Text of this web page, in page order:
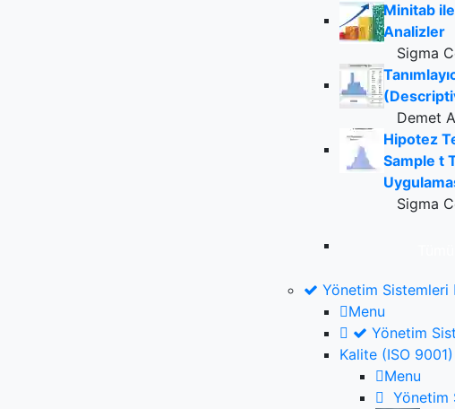
Minitab
Analizler
Sigma
Demet
Hipotez
Sample t
Sigma
Yönetim Sistemleri
Menu
Yönetim
Kalite (ISO 9001)
Menu
Yönetim